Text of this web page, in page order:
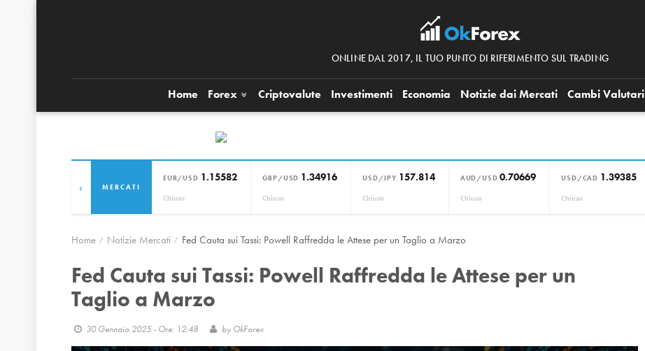
ONLINE DAL 2017, IL TUO PUNTO DI RIFERIMENTO SUL TRADING
Home Forex Criptovalute Investimenti Economia Notizie dai Mercati Cambi Valutari
MERCATI
EUR/USD 1.15582
Chiuso
GBP/USD 1.34916
Chiuso
USD/JPY 157.814
Chiuso
AUD/USD 0.70669
Chiuso
USD/CAD 1.39385
Chiuso
‹
Home Notizie Mercati Fed Cauta sui Tassi: Powell Raffredda le Attese per un Taglio a Marzo
Fed Cauta sui Tassi: Powell Raffredda le Attese per un
Taglio a Marzo
30 Gennaio 2025 - Ore: 12:48 by OkForex